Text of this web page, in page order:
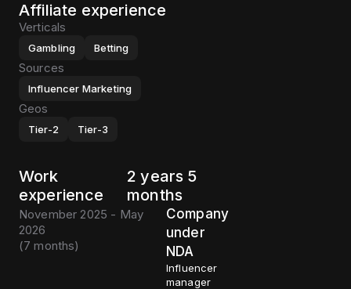
Affiliate experience
Verticals
Gambling Betting
Sources
Influencer Marketing
Geos
Tier-2 Tier-3
Work
experience
2 years 5
months
November 2025 - May
2026
(7 months)
Company
under
NDA
Influencer
manager